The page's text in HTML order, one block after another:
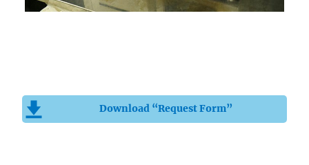
Download “Request Form”